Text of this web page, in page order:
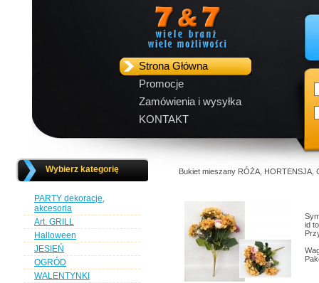
Strona Główna
Promocje
Zamówienia i wysyłka
KONTAKT
Wybierz kategorię
PARTY dekoracje,
akcesoria
Art. GRILL
Halloween
JESIEŃ
OGRÓD
WALENTYNKI
Bukiet mieszany RÓŻA, HORTENSJA,
id